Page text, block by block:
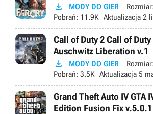
 MODY DO GIER Rozmiar:
Pobrań: 11.9K Aktualizacja 2
Call of Duty 2 Call of Duty
Auschwitz Liberation v.1
 MODY DO GIER Rozmiar:
Pobrań: 3.5K Aktualizacja 5
Grand Theft Auto IV GTA
Edition Fusion Fix v.5.0.1